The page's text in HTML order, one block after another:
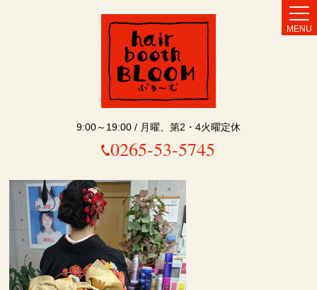
9:00～19:00 / 月曜、第2・4火曜定休
0265-53-5745
MENU